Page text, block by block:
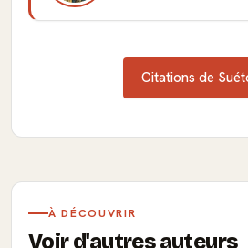
Citations de
À DÉCOUVRIR
Voir d'autres auteurs